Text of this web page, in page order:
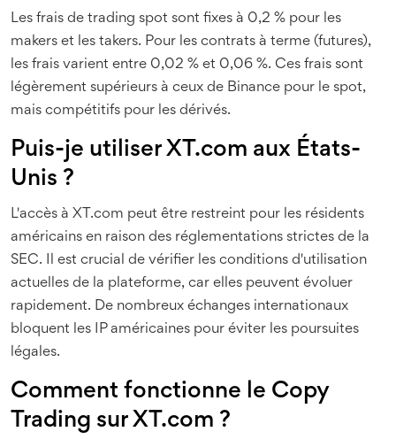
Les frais de trading spot sont fixes à 0,2 % pour les
makers et les takers. Pour les contrats à terme (futures),
les frais varient entre 0,02 % et 0,06 %. Ces frais sont
légèrement supérieurs à ceux de Binance pour le spot,
mais compétitifs pour les dérivés.
Puis-je utiliser XT.com aux États-
Unis ?
L'accès à XT.com peut être restreint pour les résidents
américains en raison des réglementations strictes de la
SEC. Il est crucial de vérifier les conditions d'utilisation
actuelles de la plateforme, car elles peuvent évoluer
rapidement. De nombreux échanges internationaux
bloquent les IP américaines pour éviter les poursuites
légales.
Comment fonctionne le Copy
Trading sur XT.com ?